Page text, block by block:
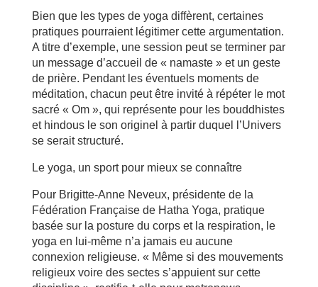
Bien que les types de yoga diffèrent, certaines
pratiques pourraient légitimer cette argumentation.
A titre d’exemple, une session peut se terminer par
un message d’accueil de « namaste » et un geste
de prière. Pendant les éventuels moments de
méditation, chacun peut être invité à répéter le mot
sacré « Om », qui représente pour les bouddhistes
et hindous le son originel à partir duquel l’Univers
se serait structuré.
Le yoga, un sport pour mieux se connaître
Pour Brigitte-Anne Neveux, présidente de la
Fédération Française de Hatha Yoga, pratique
basée sur la posture du corps et la respiration, le
yoga en lui-même n’a jamais eu aucune
connexion religieuse. « Même si des mouvements
religieux voire des sectes s’appuient sur cette